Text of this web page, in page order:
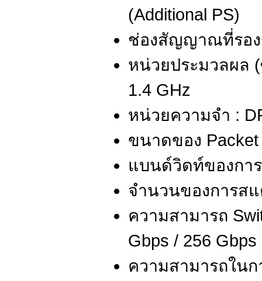
(Additional PS)
ช่องสัญญาณที่รอง
หน่วยประมวลผล
1.4 GHz
หน่วยความจำ :
ขนาดของ Packet
แบนด์วิดท์ของกา
จำนวนของการส
ความสามารถ
Gbps / 256
ความสามารถใน